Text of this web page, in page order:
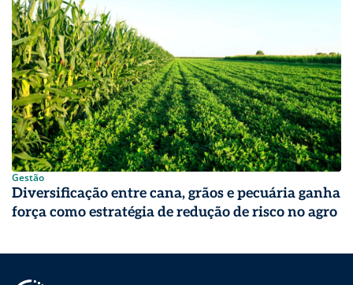
Gestão
Diversificação entre cana, grãos e pecuária ganha
força como estratégia de redução de risco no agro